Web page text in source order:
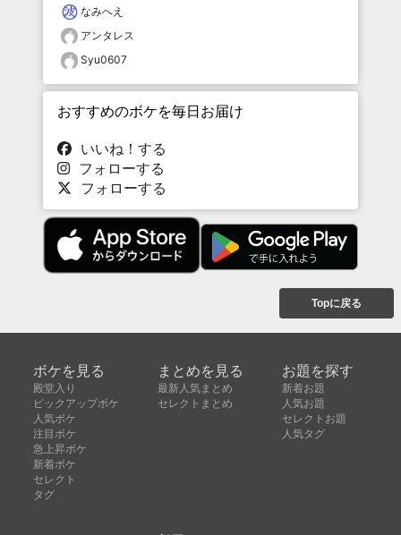
なみへえ
アンタレス
Syu0607
おすすめのボケを毎日お届け
いいね！する
フォローする
フォローする
Topに戻る
ボケを見る
殿堂入り
ピックアップボケ
人気ボケ
注目ボケ
急上昇ボケ
新着ボケ
セレクト
タグ
まとめを見る
最新人気まとめ
セレクトまとめ
お題を探す
新着お題
人気お題
セレクトお題
人気タグ